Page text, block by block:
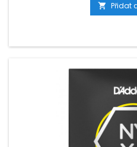
 Přidat